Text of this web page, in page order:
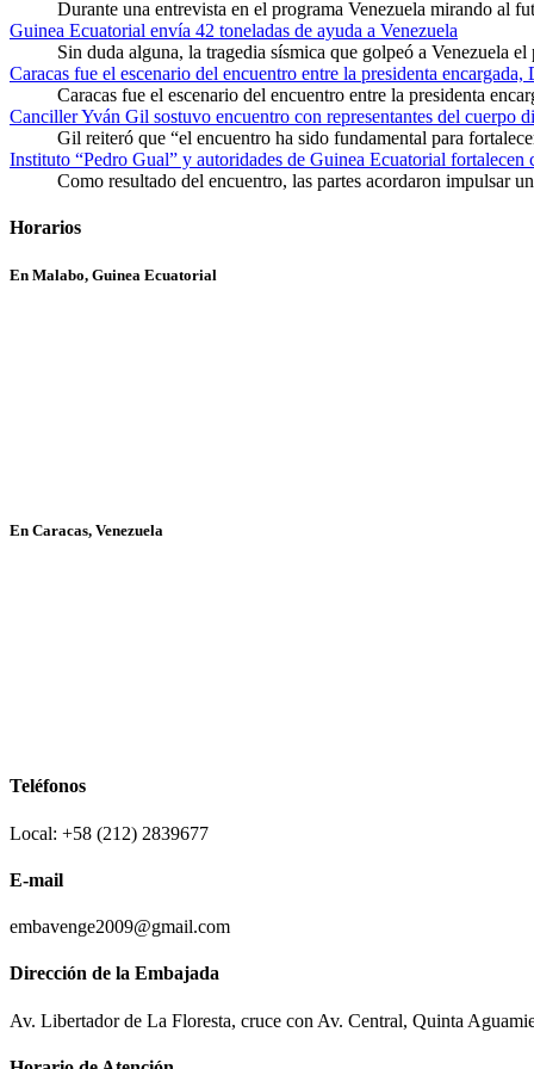
Durante una entrevista en el programa Venezuela mirando al
Guinea Ecuatorial envía 42 toneladas de ayuda a Venezuela
Sin duda alguna, la tragedia sísmica que golpeó a Venezuela
Caracas fue el escenario del encuentro entre la presidenta
Caracas fue el escenario del encuentro entre la presidenta
Canciller Yván Gil sostuvo encuentro con representantes del cuerpo
Gil reiteró que “el encuentro ha sido fundamental para
Instituto “Pedro Gual” y autoridades de Guinea Ecuatorial
Como resultado del encuentro, las partes acordaron impulsar
Horarios
En Malabo, Guinea Ecuatorial
En Caracas, Venezuela
Teléfonos
Local: +58 (212) 2839677
E-mail
embavenge2009@gmail.com
Dirección de la Embajada
Av. Libertador de La Floresta, cruce con Av. Central, Quinta